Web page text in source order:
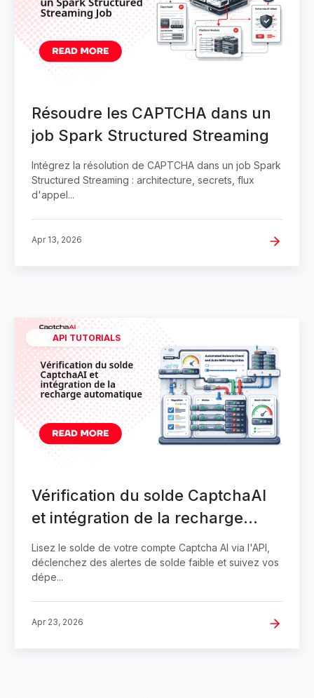
Résoudre les CAPTCHA dans un
job Spark Structured Streaming
Intégrez la résolution de CAPTCHA dans un job Spark
Structured Streaming : architecture, secrets, flux
d'appel...
Apr 13, 2026
API TUTORIALS
Vérification du solde CaptchaAI
et intégration de la recharge
automatique
Lisez le solde de votre compte Captcha AI via l'API,
déclenchez des alertes de solde faible et suivez vos
dépe...
Apr 23, 2026